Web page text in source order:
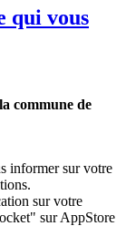
qui vous
commune de
informer sur votre
sur votre
sur AppStore